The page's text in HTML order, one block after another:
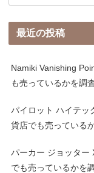
最近の投稿
Namiki Vanishing
も売っているかを調
パイロット ハイテッ
貨店でも売っている
パーカー ジョッター
でも売っているかを